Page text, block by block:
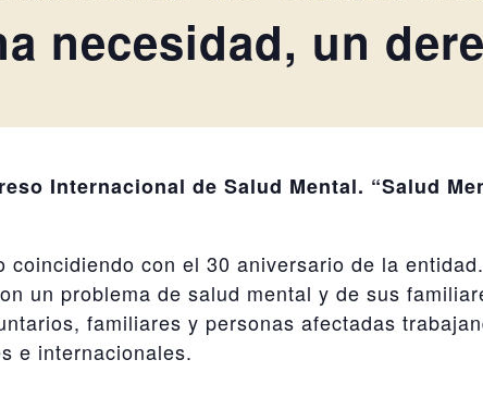
necesidad, un
Internacional de Salud Mental. “Salud
coincidiendo con el 30 aniversario de la
un problema de salud mental y de sus
familiares y personas afectadas
e internacionales.